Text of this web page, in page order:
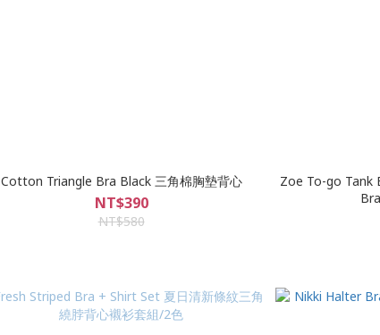
Cotton Triangle Bra Black 三角棉胸墊背心
NT$390
NT$580
Zoe To-go Tank